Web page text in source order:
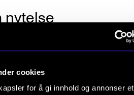
cookies
for å gi innhold og annonser et
nytelse
å studere filosofi. Der fikk